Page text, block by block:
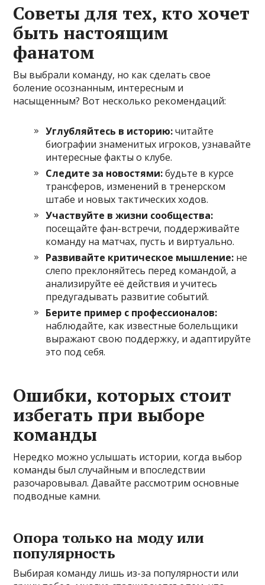
Советы для тех, кто хочет
быть настоящим
фанатом
Вы выбрали команду, но как сделать свое
боление осознанным, интересным и
насыщенным? Вот несколько рекомендаций:
Углубляйтесь в историю:читайте
биографии знаменитых игроков, узнавайте
интересные факты о клубе.
Следите за новостями:будьте в курсе
трансферов, изменений в тренерском
штабе и новых тактических ходов.
Участвуйте в жизни сообщества:
посещайте фан-встречи, поддерживайте
команду на матчах, пусть и виртуально.
Развивайте критическое мышление: не
слепо преклоняйтесь перед командой, а
анализируйте её действия и учитесь
предугадывать развитие событий.
Берите пример с профессионалов:
наблюдайте, как известные болельщики
выражают свою поддержку, и адаптируйте
это под себя.
Ошибки, которых стоит
избегать при выборе
команды
Нередко можно услышать истории, когда выбор
команды был случайным и впоследствии
разочаровывал. Давайте рассмотрим основные
подводные камни.
Опора только на моду или
популярность
Выбирая команду лишь из-за популярности или